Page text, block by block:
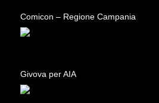
Comicon – Regione Campania
Givova per AIA